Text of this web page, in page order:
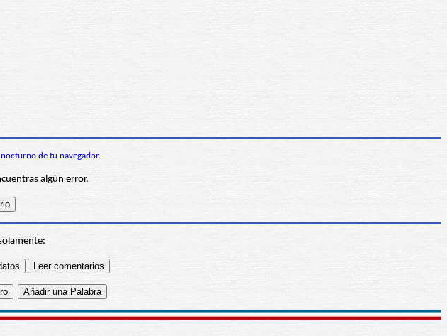
de tu navegador.
algún error.